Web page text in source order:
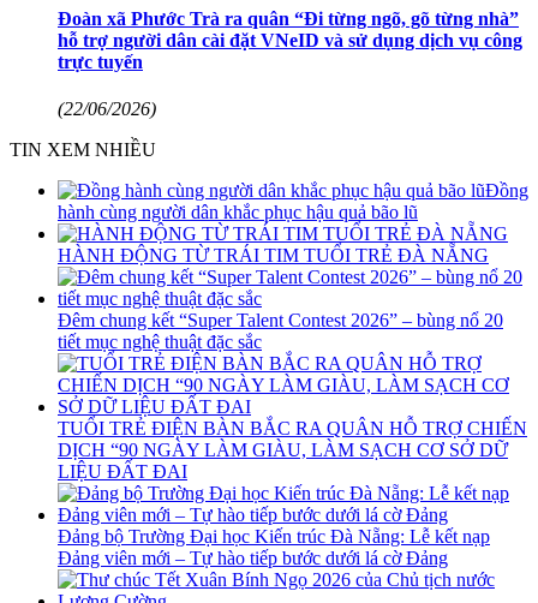
Đoàn xã Phước Trà ra quân “Đi từng ngõ, gõ từng nhà”
hỗ trợ người dân cài đặt VNeID và sử dụng dịch vụ công
trực tuyến
(22/06/2026)
TIN XEM NHIỀU
Đồng
hành cùng người dân khắc phục hậu quả bão lũ
HÀNH ĐỘNG TỪ TRÁI TIM TUỔI TRẺ ĐÀ NẴNG
Đêm chung kết “Super Talent Contest 2026” – bùng nổ 20
tiết mục nghệ thuật đặc sắc
TUỔI TRẺ ĐIỆN BÀN BẮC RA QUÂN HỖ TRỢ CHIẾN
DỊCH “90 NGÀY LÀM GIÀU, LÀM SẠCH CƠ SỞ DỮ
LIỆU ĐẤT ĐAI
Đảng bộ Trường Đại học Kiến trúc Đà Nẵng: Lễ kết nạp
Đảng viên mới – Tự hào tiếp bước dưới lá cờ Đảng